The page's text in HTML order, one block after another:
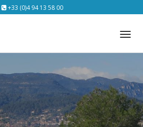
+33 (0)4 94 13 58 00